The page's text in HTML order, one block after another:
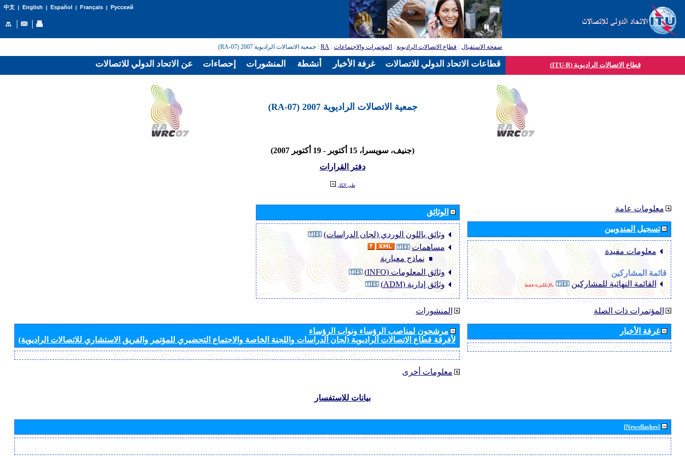
中文| English | Español | Français| Русский
صفحة الاستقبال: قطاع الاتصالات الراديوية: المؤتمرات والاجتماعات:
RA: جمعية الاتصالات الراديوية 2007 (RA-07)
قطاع الاتصالات الراديوية (ITU-R)
جمعية الاتصالات الراديوية 2007 (RA-07)
(جنيف، سويسرا، 15 أكتوبر - 19 أكتوبر 2007)
دفتر القرارات
طي الكل
الوثائق
وثائق باللون الوردي (لجان الدراسات)
مساهمات
نماذج معيارية
وثائق المعلومات (INFO)
وثائق إدارية (ADM)
المنشورات
مرشحون لمناصب الرؤساء ونواب الرؤساء
لأفرقة قطاع الاتصالات الراديوية (لجان الدراسات واللجنة الخاصة والاجتماع التحضيري للمؤتمر والفريق الاستشاري للاتصالات الراديوية)
معلومات أخرى
معلومات عامة
تسجيل المندوبين
معلومات مفيدة
قائمة المشاركين
القائمة النهائية للمشاركين
بالإنكليزية فقط
المؤتمرات ذات الصلة
غرفة الأخبار
بيانات للاستفسار
[Newsflashes]
عن الاتحاد الدولي للاتصالات إحصاءات المنشورات أنشطة غرفة الأخبار قطاعات الاتحاد الدولي للاتصالات